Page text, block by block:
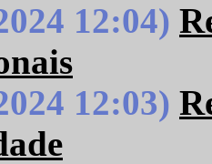
12:04)
12:03)